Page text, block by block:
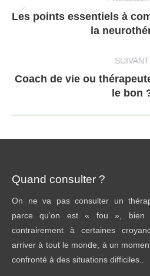
Les points essentiels à
la
SUIVANT
:
Coach de vie ou
le bon
Quand consulter ?
On ne va pas consulter un
parce qu’on est « fou », bien
contrairement à certaines
arriver à tout le monde, à un
confronté à des situations difficiles..